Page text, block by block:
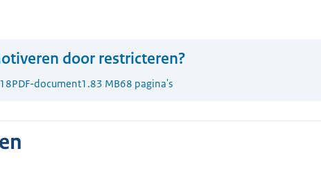
door restricteren?
PDF-document1.83 MB68 pagina's